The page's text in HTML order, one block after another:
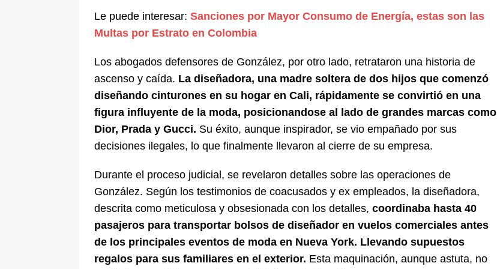
Le puede interesar: Sanciones por Mayor Consumo de Energía, estas son las
Multas por Estrato en Colombia
Los abogados defensores de González, por otro lado, retrataron una historia de
ascenso y caída. La diseñadora, una madre soltera de dos hijos que comenzó
diseñando cinturones en su hogar en Cali, rápidamente se convirtió en una
figura influyente de la moda, posicionandose al lado de grandes marcas como
Dior, Prada y Gucci. Su éxito, aunque inspirador, se vio empañado por sus
decisiones ilegales, lo que finalmente llevaron al cierre de su empresa.
Durante el proceso judicial, se revelaron detalles sobre las operaciones de
González. Según los testimonios de coacusados y ex empleados, la diseñadora,
descrita como meticulosa y obsesionada con los detalles, coordinaba hasta 40
pasajeros para transportar bolsos de diseñador en vuelos comerciales antes
de los principales eventos de moda en Nueva York. Llevando supuestos
regalos para sus familiares en el exterior. Esta maquinación, aunque astuta, no